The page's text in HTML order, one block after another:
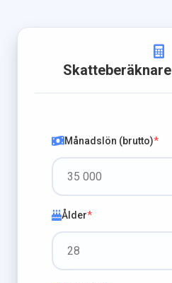
Skatteberäknare
Månadslön (brutto)*
Ålder*